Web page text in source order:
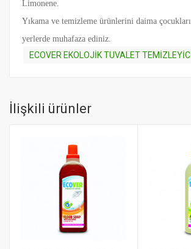
Limonene.
Yıkama ve temizleme ürünlerini daima
yerlerde muhafaza ediniz.
ECOVER EKOLOJİK TUVALET
İlişkili ürünler